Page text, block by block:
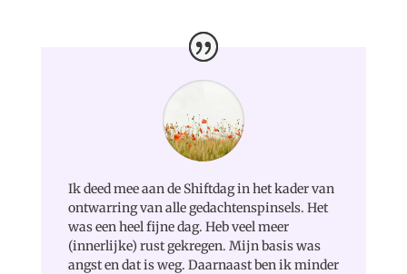
Ik deed mee aan de Shiftdag in het kader van
ontwarring van alle gedachtenspinsels. Het
was een heel fijne dag. Heb veel meer
(innerlijke) rust gekregen. Mijn basis was
angst en dat is weg. Daarnaast ben ik minder